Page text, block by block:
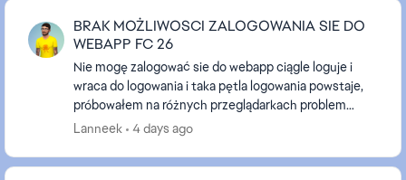
BRAK MOŻLIWOSCI ZALOGOWANIA SIE DO
WEBAPP FC 26
Nie mogę zalogować sie do webapp ciągle loguje i
wraca do logowania i taka pętla logowania powstaje,
próbowałem na różnych przeglądarkach problem
ciągle się powtarza tak samo w trybie incognito,
Lanneek 4 days ago